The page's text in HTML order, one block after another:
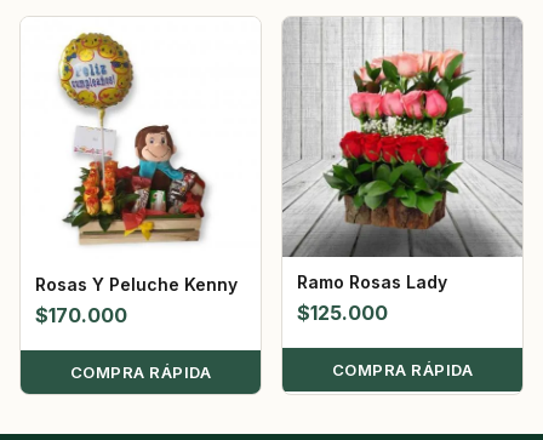
Rosas Y Peluche Kenny
$170.000
COMPRA RÁPIDA
Ramo Rosas Lady
$125.000
COMPRA RÁPIDA